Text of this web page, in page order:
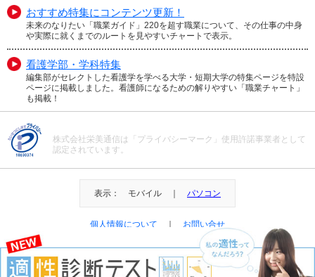
おすすめ特集にコンテンツ更新！
未来のなりたい「職業ガイド」220を超す職業について、その仕事の中身
や実際に就くまでのルートを見やすいチャートで表示。
看護学部・学科特集
編集部がセレクトした看護学を学べる大学・短期大学の特集ページを特設
ページに掲載しました。看護師になるための解りやすい「職業チャート」
も掲載！
株式会社栄美通信は「プライバシーマーク」使用許諾事業者として
認定されています。
表示： モバイル ｜ パソコン
個人情報について お問い合せ
＠Eibi Tsushin All Right Reserved.